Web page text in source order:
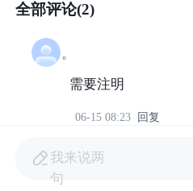
全部评论(2)
。
需要注明
06-15 08:23 回复
匿名
我来说两
句